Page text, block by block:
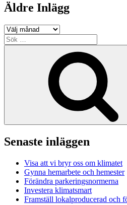
Äldre Inlägg
Äldre
Inlägg
Sök
efter:
Senaste inläggen
Visa att vi bryr oss om klimatet
Gynna hemarbete och hemester
Förändra parkeringsnormerna
Investera klimatsmart
Framställ lokalproducerad och